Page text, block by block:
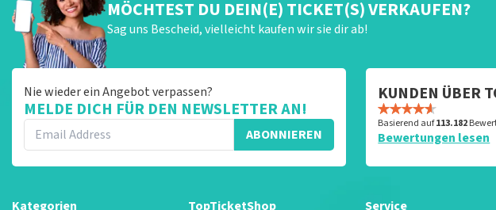
MÖCHTEST DU DEIN(E) TICKET(S) VERKAUFEN?
Sag uns Bescheid, vielleicht kaufen wir sie dir ab!
Nie wieder ein Angebot verpassen?
MELDE DICH FÜR DEN NEWSLETTER AN!
ABONNIEREN
KUNDEN ÜBER
Basierend auf113.182
Bewertungen lesen
Kategorien TopTicketShop Service